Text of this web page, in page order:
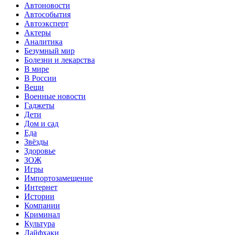
Автоновости
Автособытия
Автоэксперт
Актеры
Аналитика
Безумный мир
Болезни и лекарства
В мире
В России
Вещи
Военные новости
Гаджеты
Дети
Дом и сад
Еда
Звёзды
Здоровье
ЗОЖ
Игры
Импортозамещение
Интернет
Истории
Компании
Криминал
Культура
Лайфхаки